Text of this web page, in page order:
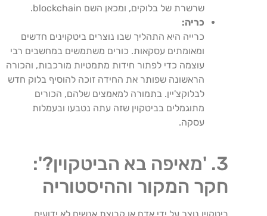
שרשרת של בלוקים, ומכאן השם blockchain.
כריה:
כרייה היא התהליך שבו נוצרים ביטקוינים חדשים
ומאומתים עסקאות. כורים משתמשים במחשבים רבי
עוצמה כדי לפתור חידות מתמטיות מורכבות, והכורה
הראשונה שפותר את החידה זוכה להוסיף בלוק חדש
לבלוקצ'יין. בתמורה למאמצים שלהם, הכורים
מתוגמלים בביטקוין שזה עתה נטבעו ובעמלות
עסקה.
3. 'מאיפה בא הביטקוין?':
חקר המקור וההיסטוריה